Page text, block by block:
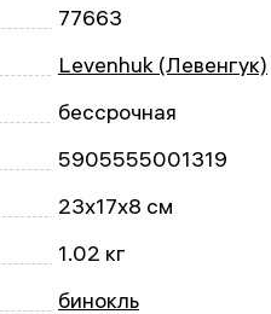
77663
Levenhuk (Левенгук)
бессрочная
5905555001319
23x17x8 см
1.02 кг
бинокль